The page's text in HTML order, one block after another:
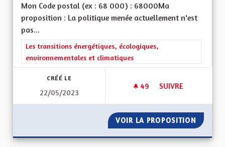
Mon Code postal (ex : 68 000) : 68000Ma
proposition : La politique menée actuellement n'est
pas...
Filtrer les résultats de la catégorie : Les transitions
Les transitions énergétiques, écologiques,
environnementales et climatiques
CRÉÉ LE
22/05/2023
49 49 ABONNÉS
SUIVRE
VOIR LA PROPOSITION